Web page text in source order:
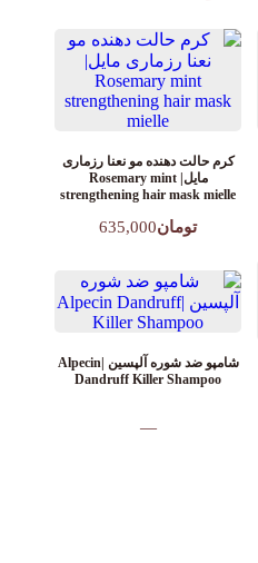
کرم حالت دهنده مو نعنا رزماری
مایل| Rosemary mint
strengthening hair mask mielle
تومان635,000
شامپو ضد شوره آلپسین |Alpecin
Dandruff Killer Shampoo
—